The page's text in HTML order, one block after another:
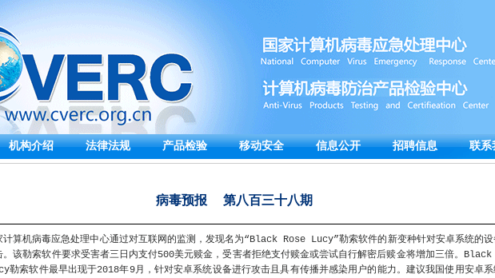
机构介绍 法律法规 产品检验 移动安全 信息公开 招聘信息 联系
病毒预报 第八百三十八期
计算机病毒应急处理中心通过对互联网的监测，发现名为“Black Rose Lucy”勒索软件的新变种针对安卓系统的设
。该勒索软件要求受害者三日内支付500美元赎金，受害者拒绝支付赎金或尝试自行解密后赎金将增加三倍。Black
勒索软件最早出现于2018年9月，针对安卓系统设备进行攻击且具有传播并感染用户的能力。建议我国使用安卓系